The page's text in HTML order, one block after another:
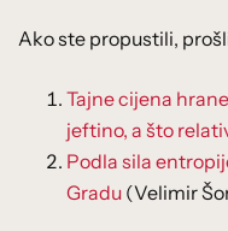
Ako ste propustili,
Tajne cijena
jeftino, a što
Podla sila
Gradu (Velimir